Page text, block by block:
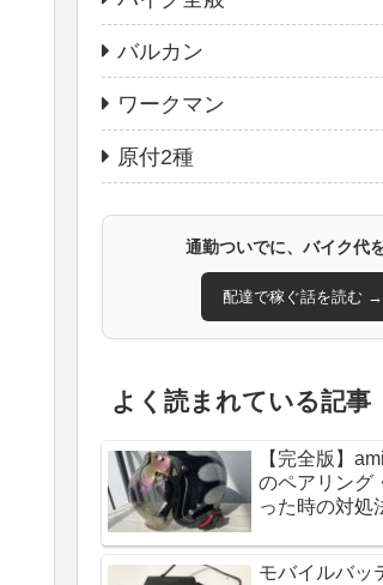
バルカン
ワークマン
原付2種
通勤ついでに、バイク代
配達で稼ぐ話を読む →
よく読まれている記事
【完全版】
のペアリング
った時の対処
モバイルバッ